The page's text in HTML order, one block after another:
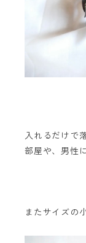
入れるだけで
部屋や、男性
またサイズの